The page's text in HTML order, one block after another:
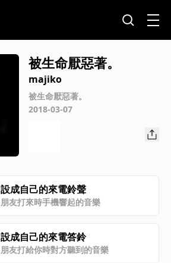
被生命厭惡著。
majiko
被生命厭惡著。
2018-03-07
設成自己的來電鈴聲
朋友打來時手機響起的音樂
設成自己的來電答鈴
朋友打給你時對方聽到的音樂